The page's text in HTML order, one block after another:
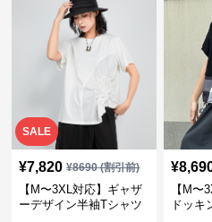
SALE
¥7,820 ¥8690(割引前)
【M〜3XL対応】ギャザ
ーデザイン半袖Tシャツ
¥
【M〜
ドッキ